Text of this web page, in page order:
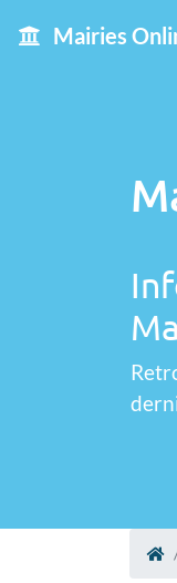
Mairies